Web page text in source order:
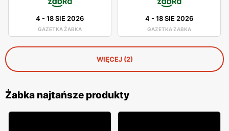
4 -18 SIE 2026
GAZETKA ŻABKA
4 -18 SIE 2026
GAZETKA ŻABKA
WIĘCEJ (2)
Żabka najtańsze produkty